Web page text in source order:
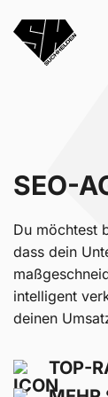
SEO-
Du möchtest
dass dein
intelligent
deinen
TOP-